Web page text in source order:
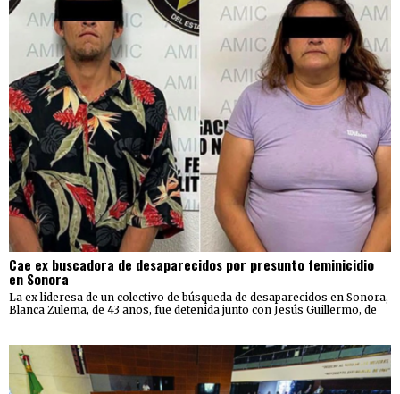
Cae ex buscadora de desaparecidos por presunto feminicidio
en Sonora
La ex lideresa de un colectivo de búsqueda de desaparecidos en Sonora,
Blanca Zulema, de 43 años, fue detenida junto con Jesús Guillermo, de